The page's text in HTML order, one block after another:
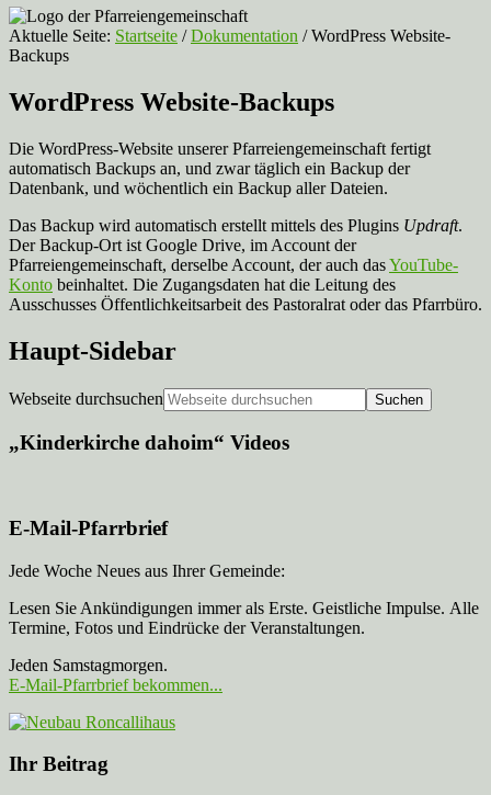
Aktuelle Seite: Startseite / Dokumentation /WordPress Website-
Backups
WordPress Website-Backups
Die WordPress-Website unserer Pfarreiengemeinschaft fertigt
automatisch Backups an, und zwar täglich ein Backup der
Datenbank, und wöchentlich ein Backup aller Dateien.
Das Backup wird automatisch erstellt mittels des Plugins Updraft.
Der Backup-Ort ist Google Drive, im Account der
Pfarreiengemeinschaft, derselbe Account, der auch dasYouTube-
Konto beinhaltet. Die Zugangsdaten hat die Leitung des
Ausschusses Öffentlichkeitsarbeit des Pastoralrat oder das Pfarrbüro.
Haupt-Sidebar
Webseite durchsuchen
„Kinderkirche dahoim“ Videos
E-Mail-Pfarrbrief
Jede Woche Neues aus Ihrer Gemeinde:
Lesen Sie Ankündigungen immer als Erste. Geistliche Impulse. Alle
Termine, Fotos und Eindrücke der Veranstaltungen.
Jeden Samstagmorgen.
E-Mail-Pfarrbrief bekommen...
Ihr Beitrag